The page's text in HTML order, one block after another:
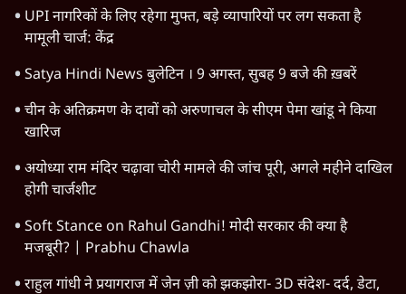
UPI नागरिकों के लिए रहेगा मुफ्त, बड़े व्यापारियों पर लग सकता है
मामूली चार्ज: केंद्र
Satya Hindi News बुलेटिन । 9 अगस्त, सुबह 9 बजे की ख़बरें
चीन के अतिक्रमण के दावों को अरुणाचल के सीएम पेमा खांडू ने किया
खारिज
अयोध्या राम मंदिर चढ़ावा चोरी मामले की जांच पूरी, अगले महीने दाखिल
होगी चार्जशीट
Soft Stance on Rahul Gandhi! मोदी सरकार की क्या है
मजबूरी? | Prabhu Chawla
राहुल गांधी ने प्रयागराज में जेन ज़ी को झकझोरा- 3D संदेश- दर्द, डेटा,